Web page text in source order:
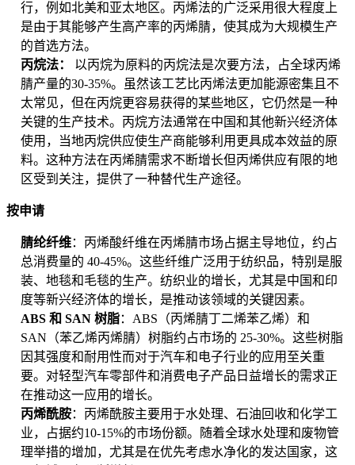
行，例如北美和亚太地区。丙烯法的广泛采用很大程度上
是由于其能够产生高产率的丙烯腈，使其成为大规模生产
的首选方法。
丙烷法： 以丙烷为原料的丙烷法是次要方法，占全球丙烯
腈产量的30-35%。虽然该工艺比丙烯法更加能源密集且不
太常见，但在丙烷更容易获得的某些地区，它仍然是一种
关键的生产技术。丙烷方法通常在中国和其他新兴经济体
使用，当地丙烷供应使生产商能够利用更具成本效益的原
料。这种方法在丙烯腈需求不断增长但丙烯供应有限的地
区受到关注，提供了一种替代生产途径。
按申请
腈纶纤维：丙烯酸纤维在丙烯腈市场占据主导地位，约占
总消费量的 40-45%。这些纤维广泛用于纺织品，特别是服
装、地毯和毛毯的生产。纺织业的增长，尤其是中国和印
度等新兴经济体的增长，是推动该领域的关键因素。
ABS 和 SAN 树脂：ABS（丙烯腈丁二烯苯乙烯）和
SAN（苯乙烯丙烯腈）树脂约占市场的 25-30%。这些树脂
因其强度和耐用性而对于汽车和电子行业的应用至关重
要。对轻型汽车零部件和消费电子产品日益增长的需求正
在推动这一应用的增长。
丙烯酰胺：丙烯酰胺主要用于水处理、石油回收和化学工
业，占据约10-15%的市场份额。随着全球水处理和废物管
理举措的增加，尤其是在优先考虑水净化的发达国家，这